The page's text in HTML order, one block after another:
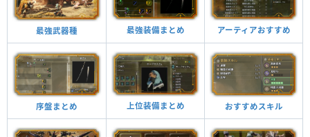
最強武器種 最強装備まとめ アーティアおすすめ
序盤まとめ 上位装備まとめ おすすめスキル